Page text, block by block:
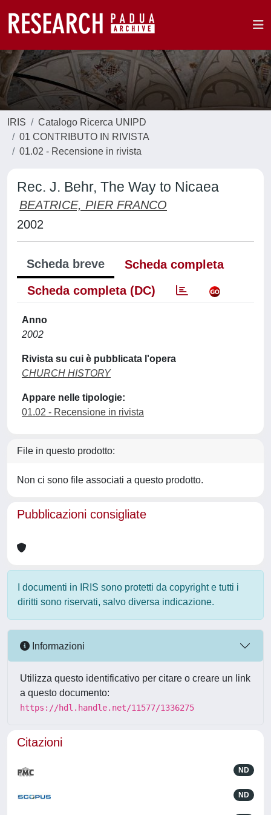
IRIS
Catalogo Ricerca UNIPD
01 CONTRIBUTO IN RIVISTA
01.02 - Recensione in rivista
Rec. J. Behr, The Way to Nicaea
BEATRICE, PIER FRANCO
2002
Scheda breve
Scheda completa
Scheda completa (DC)
Anno
2002
Rivista su cui è pubblicata l'opera
CHURCH HISTORY
Appare nelle tipologie:
01.02 - Recensione in rivista
File in questo prodotto:
Non ci sono file associati a questo prodotto.
Pubblicazioni consigliate
I documenti in IRIS sono protetti da copyright e tutti i
diritti sono riservati, salvo diversa indicazione.
Informazioni
Utilizza questo identificativo per citare o creare un link
a questo documento:
https://hdl.handle.net/11577/1336275
Citazioni
ND
ND